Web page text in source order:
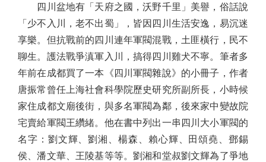
四川盆地有「天府之國，沃野千里」美譽，俗話說
「少不入川，老不出蜀」，皆因四川生活安逸，易沉迷
享樂。但抗戰前的四川連年軍閥混戰，土匪橫行，民不
聊生。護法戰爭滇軍入川，搞得四川雞犬不寧。筆者多
年前在成都買了一本《四川軍閥雜說》的小冊子，作者
唐振常曾任上海社會科學院歷史研究所副所長，小時候
家住成都文廟後街，與多名軍閥為鄰，後來家中變故院
宅賣給軍閥王纘緒。他在書中列出一串四川大小軍閥的
名字：劉文輝、劉湘、楊森、賴心輝、田頌堯、鄧錫
侯、潘文華、王陵基等等。劉湘和堂叔劉文輝為了爭地